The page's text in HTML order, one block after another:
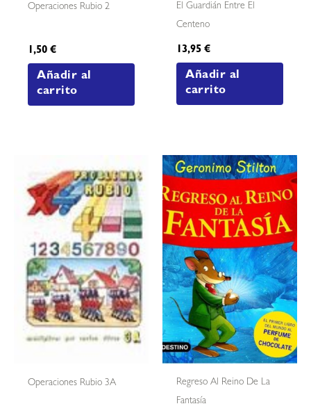
Operaciones Rubio 2
1,50€
Añadir al
carrito
El Guardián Entre El
Centeno
13,95€
Añadir al
carrito
Operaciones Rubio 3A
Regreso Al Reino De La
Fantasía